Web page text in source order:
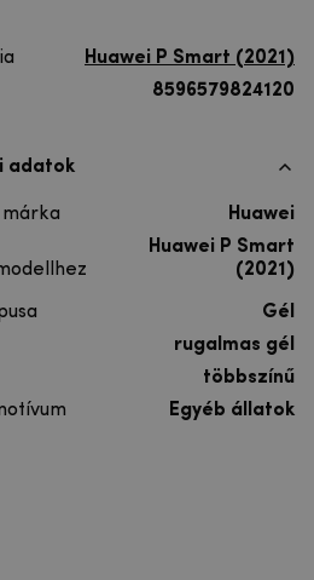
Huawei P Smart (2021)
8596579824120
adatok
márka
Huawei
Huawei P Smart
(2021)
Gél
rugalmas gél
többszínű
Egyéb állatok